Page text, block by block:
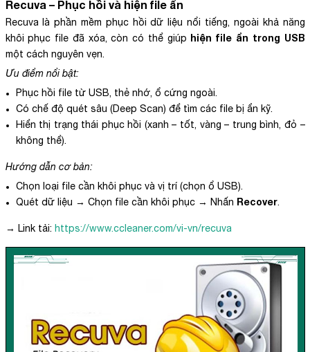
Recuva – Phục hồi và hiện file ẩn
Recuva là phần mềm phục hồi dữ liệu nổi tiếng, ngoài khả năng
khôi phục file đã xóa, còn có thể giúp hiện file ẩn trong USB
một cách nguyên vẹn.
Ưu điểm nổi bật:
Phục hồi file từ USB, thẻ nhớ, ổ cứng ngoài.
Có chế độ quét sâu (Deep Scan) để tìm các file bị ẩn kỹ.
Hiển thị trạng thái phục hồi (xanh – tốt, vàng – trung bình, đỏ –
không thể).
Hướng dẫn cơ bản:
Chọn loại file cần khôi phục và vị trí (chọn ổ USB).
Quét dữ liệu → Chọn file cần khôi phục → Nhấn Recover.
→ Link tải: https://www.ccleaner.com/vi-vn/recuva